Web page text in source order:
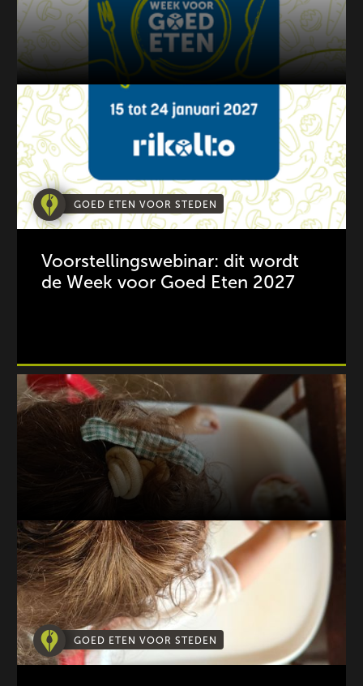
GOED ETEN VOOR STEDEN
Voorstellingswebinar: dit wordt
de Week voor Goed Eten 2027
GOED ETEN VOOR STEDEN